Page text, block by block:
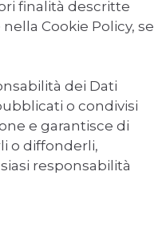
finalità descritte
Cookie Policy, se
dei Dati
o condivisi
e garantisce di
o diffonderli,
responsabilità